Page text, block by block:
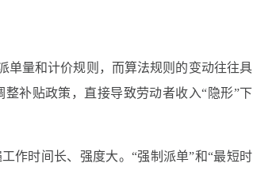
单量和计价规则，而算法规则的变动往往具
补贴政策，直接导致劳动者收入“隐形”下
作时间长、强度大。“强制派单”和“最短时